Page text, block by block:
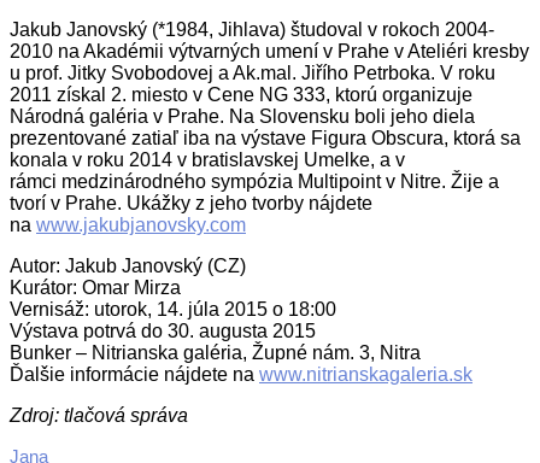
Jakub Janovský (*1984, Jihlava) študoval v rokoch 2004-
2010 na Akadémii výtvarných umení v Prahe v Ateliéri kresby
u prof. Jitky Svobodovej a Ak.mal. Jiřího Petrboka. V roku
2011 získal 2. miesto v Cene NG 333, ktorú organizuje
Národná galéria v Prahe. Na Slovensku boli jeho diela
prezentované zatiaľ iba na výstave Figura Obscura, ktorá sa
konala v roku 2014 v bratislavskej Umelke, a v
rámci medzinárodného sympózia Multipoint v Nitre. Žije a
tvorí v Prahe. Ukážky z jeho tvorby nájdete
na www.jakubjanovsky.com
Autor: Jakub Janovský (CZ)
Kurátor: Omar Mirza
Vernisáž: utorok, 14. júla 2015 o 18:00
Výstava potrvá do 30. augusta 2015
Bunker – Nitrianska galéria, Župné nám. 3, Nitra
Ďalšie informácie nájdete na www.nitrianskagaleria.sk
Zdroj: tlačová správa
2015-
Jana